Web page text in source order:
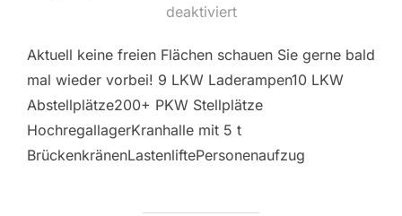
deaktiviert
Aktuell keine freien Flächen schauen Sie gerne bald
mal wieder vorbei! 9 LKW Laderampen10 LKW
Abstellplätze200+ PKW Stellplätze
HochregallagerKranhalle mit 5 t
BrückenkränenLastenliftePersonenaufzug